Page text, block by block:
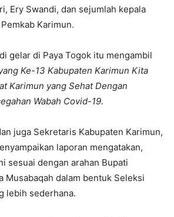
Ery Swandi, dan sejumlah kepala
Karimun.
gelar di Paya Togok itu mengambil
Ke-13 Kabupaten Karimun Kita
Karimun yang Sehat Dengan
Wabah Covid-19.
juga Sekretaris Kabupaten Karimun,
laporan mengatakan,
sesuai dengan arahan Bupati
Musabaqah dalam bentuk Seleksi
lebih sederhana.